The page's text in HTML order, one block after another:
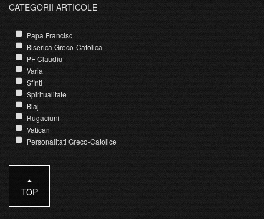
CATEGORII ARTICOLE
Papa Francisc
Biserica Greco-Catolica
PF Claudiu
Varia
Sfinti
Spiritualitate
Blaj
Rugaciuni
Vatican
Personalitati Greco-Catolice
TOP